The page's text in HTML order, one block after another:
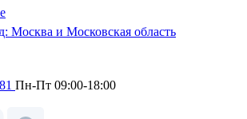
Москва и Московская область
Пн-Пт 09:00-18:00